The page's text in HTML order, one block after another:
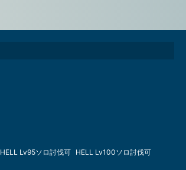
HELL Lv95ソロ討伐可 HELL Lv100ソロ討伐可